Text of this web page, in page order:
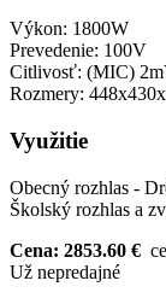
Výkon: 1800W
Prevedenie: 100V
Citlivosť: (MIC)
Rozmery:
Využitie
Obecný rozhlas -
Školský rozhlas a
Cena: 2853.60 €
Už nepredajné